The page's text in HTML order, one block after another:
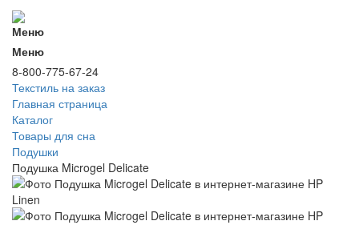
Меню
Меню
8-800-775-67-24
Текстиль на заказ
Главная страница
Каталог
Товары для сна
Подушки
Подушка Microgel Delicate